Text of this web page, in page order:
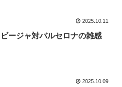
2025.10.11
ージャ対バルセロナの雑感
2025.10.09